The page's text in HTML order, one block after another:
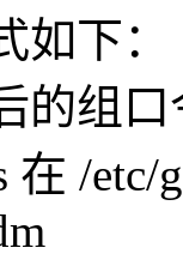
下：
的组
在 /